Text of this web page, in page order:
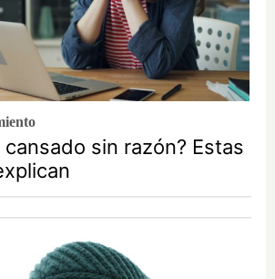
sin razón? Estas